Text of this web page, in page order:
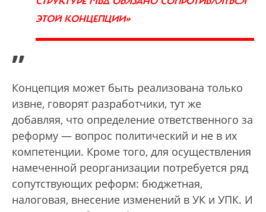
ЭТОЙ КОНЦЕПЦИИ»
”
Концепция может быть реализована только
извне, говорят разработчики, тут же
добавляя, что определение ответственного за
реформу — вопрос политический и не в их
компетенции. Кроме того, для осуществления
намеченной реорганизации потребуется ряд
сопутствующих реформ: бюджетная,
налоговая, внесение изменений в УК и УПК. И